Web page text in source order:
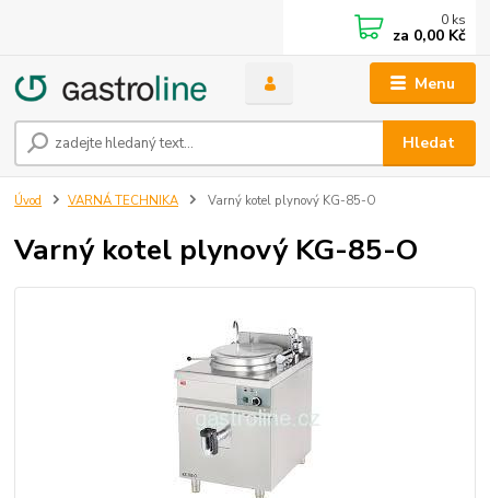
Menu
Hledat
0 ks
za 0,00 Kč
Úvod VARNÁ TECHNIKA Varný kotel plynový KG-85-O
Varný kotel plynový KG-85-O